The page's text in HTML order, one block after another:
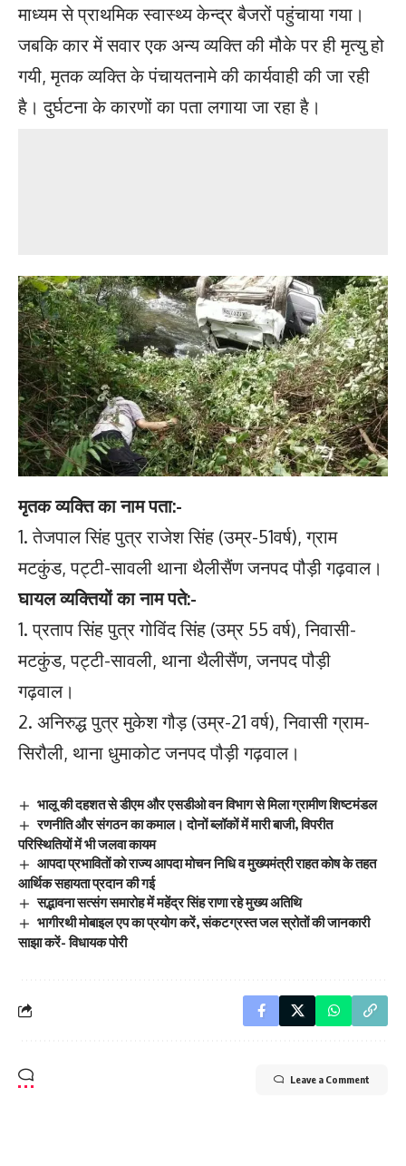
माध्यम से प्राथमिक स्वास्थ्य केन्द्र बैजरों पहुंचाया गया।
जबकि कार में सवार एक अन्य व्यक्ति की मौके पर ही मृत्यु हो
गयी, मृतक व्यक्ति के पंचायतनामे की कार्यवाही की जा रही
है। दुर्घटना के कारणों का पता लगाया जा रहा है।
मृतक व्यक्ति का नाम पता:-
1. तेजपाल सिंह पुत्र राजेश सिंह (उम्र-51वर्ष), ग्राम
मटकुंड, पट्टी-सावली थाना थैलीसैंण जनपद पौड़ी गढ़वाल।
घायल व्यक्तियों का नाम पते:-
1. प्रताप सिंह पुत्र गोविंद सिंह (उम्र 55 वर्ष), निवासी-
मटकुंड, पट्टी-सावली, थाना थैलीसैंण, जनपद पौड़ी
गढ़वाल।
2. अनिरुद्ध पुत्र मुकेश गौड़ (उम्र-21 वर्ष), निवासी ग्राम-
सिरौली, थाना धुमाकोट जनपद पौड़ी गढ़वाल।
भालू की दहशत से डीएम और एसडीओ वन विभाग से मिला ग्रामीण शिष्टमंडल
रणनीति और संगठन का कमाल। दोनों ब्लॉकों में मारी बाजी, विपरीत
परिस्थितियों में भी जलवा कायम
आपदा प्रभावितों को राज्य आपदा मोचन निधि व मुख्यमंत्री राहत कोष के तहत
आर्थिक सहायता प्रदान की गई
सद्भावना सत्संग समारोह में महेंद्र सिंह राणा रहे मुख्य अतिथि
भागीरथी मोबाइल एप का प्रयोग करें, संकटग्रस्त जल स्रोतों की जानकारी
साझा करें- विधायक पोरी
Leave a Comment